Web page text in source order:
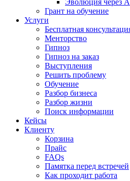
Грант на обучение
Услуги
Бесплатная
Менторство
Гипноз
Гипноз на заказ
Выступления
Решить проблему
Обучение
Разбор бизнеса
Разбор жизни
Поиск информации
Кейсы
Клиенту
Корзина
Прайс
FAQs
Памятка перед встречей
Как проходит работа